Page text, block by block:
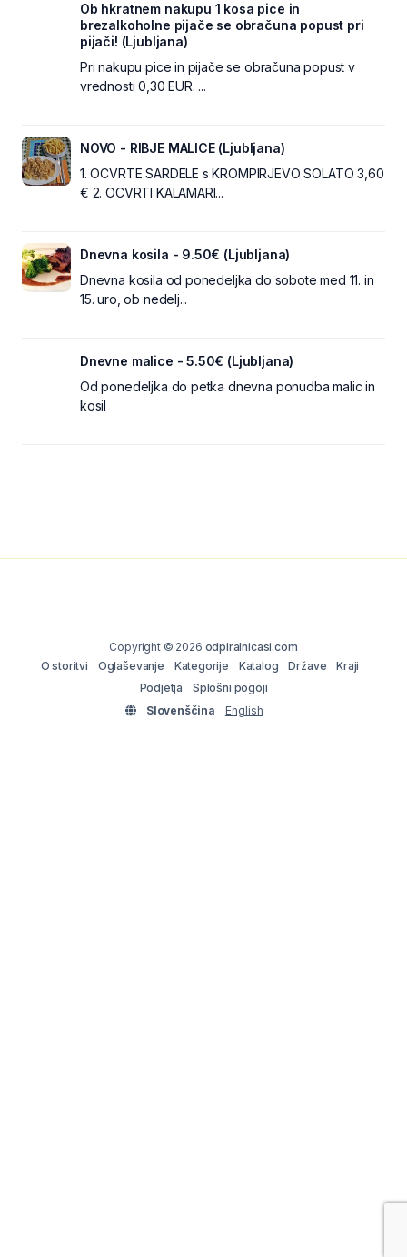
Ob hkratnem nakupu 1 kosa pice in
brezalkoholne pijače se obračuna popust pri
pijači! (Ljubljana)
Pri nakupu pice in pijače se obračuna popust v
vrednosti 0,30 EUR. ...
NOVO - RIBJE MALICE (Ljubljana)
1. OCVRTE SARDELE s KROMPIRJEVO SOLATO 3,60
€ 2. OCVRTI KALAMARI...
Dnevna kosila - 9.50€ (Ljubljana)
Dnevna kosila od ponedeljka do sobote med 11. in
15. uro, ob nedelj...
Dnevne malice - 5.50€ (Ljubljana)
Od ponedeljka do petka dnevna ponudba malic in
kosil
Copyright © 2026 odpiralnicasi.com
O storitvi
Oglaševanje Kategorije Katalog Države
Kraji
Podjetja
Splošni pogoji
Slovenščina
English